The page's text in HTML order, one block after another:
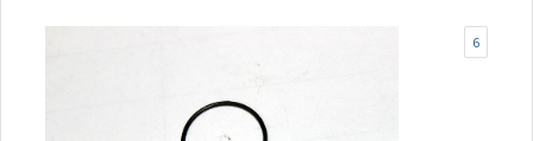
6